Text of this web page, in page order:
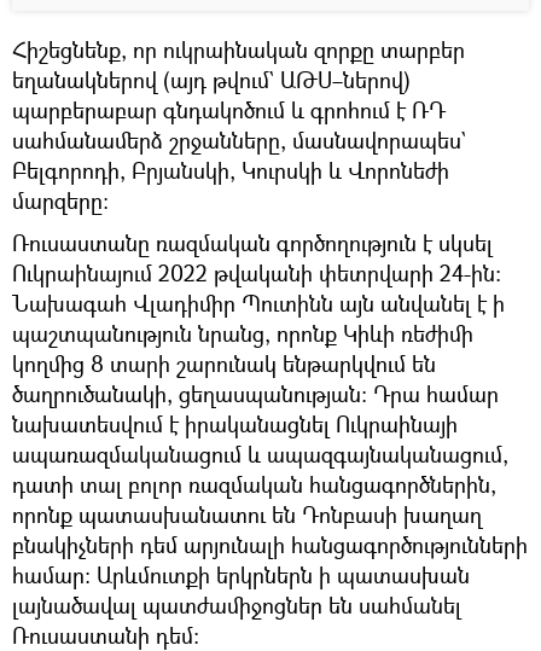
Հիշեցնենք, որ ուկրաինական զորքը տարբեր
եղանակներով (այդ թվում` ԱԹՍ–ներով)
պարբերաբար գնդակոծում և գրոհում է ՌԴ
սահմանամերձ շրջանները, մասնավորապես`
Բելգորոդի, Բրյանսկի, Կուրսկի և Վորոնեժի
մարզերը։
Ռուսաստանը ռազմական գործողություն է սկսել
Ուկրաինայում 2022 թվականի փետրվարի 24-ին։
Նախագահ Վլադիմիր Պուտինն այն անվանել է ի
պաշտպանություն նրանց, որոնք Կիևի ռեժիմի
կողմից 8 տարի շարունակ ենթարկվում են
ծաղրուծանակի, ցեղասպանության: Դրա համար
նախատեսվում է իրականացնել Ուկրաինայի
ապառազմականացում և ապազգայնականացում,
դատի տալ բոլոր ռազմական հանցագործներին,
որոնք պատասխանատու են Դոնբասի խաղաղ
բնակիչների դեմ արյունալի հանցագործությունների
համար: Արևմուտքի երկրներն ի պատասխան
լայնածավալ պատժամիջոցներ են սահմանել
Ռուսաստանի դեմ։